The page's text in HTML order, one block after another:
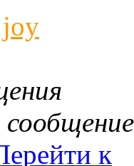
joy
сообщение